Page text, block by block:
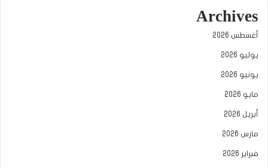
Archives
أغسطس 2026
يوليو 2026
يونيو 2026
مايو 2026
أبريل 2026
مارس 2026
فبراير 2026